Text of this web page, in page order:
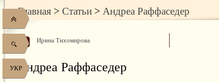
УКР
Главная > Статьи > Андреа Раффаседер
Ирина Тихомирова
Андреа Раффаседер